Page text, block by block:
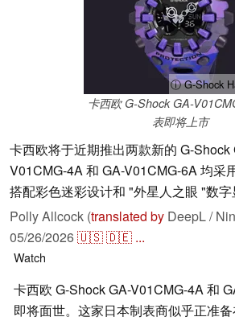
ⓘ G-Shock
卡西欧 G-Shock GA-
表即将上市
卡西欧将于近期推出两款新的 G-Shock
V01CMG-4A 和 GA-V01CMG-6A 均采
搭配彩色迷彩设计和 "外星人之眼 "数字
Polly Allcock (translated by DeepL /
05/26/2026🇺🇸🇩🇪 ...
Watch
卡西欧 G-Shock GA-V01CMG-4A 和
即将面世。这家日本制表商似乎正准